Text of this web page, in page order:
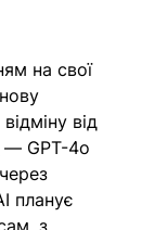
на свої
від
— GPT-4o
планує
з